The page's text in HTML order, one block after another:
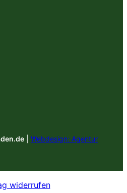
Webdesign: Agentur
widerrufen